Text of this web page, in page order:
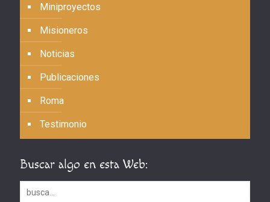
Miniproyectos
Misioneros
Noticias
Publicaciones
Roma
Testimonio
Buscar algo en esta Web: